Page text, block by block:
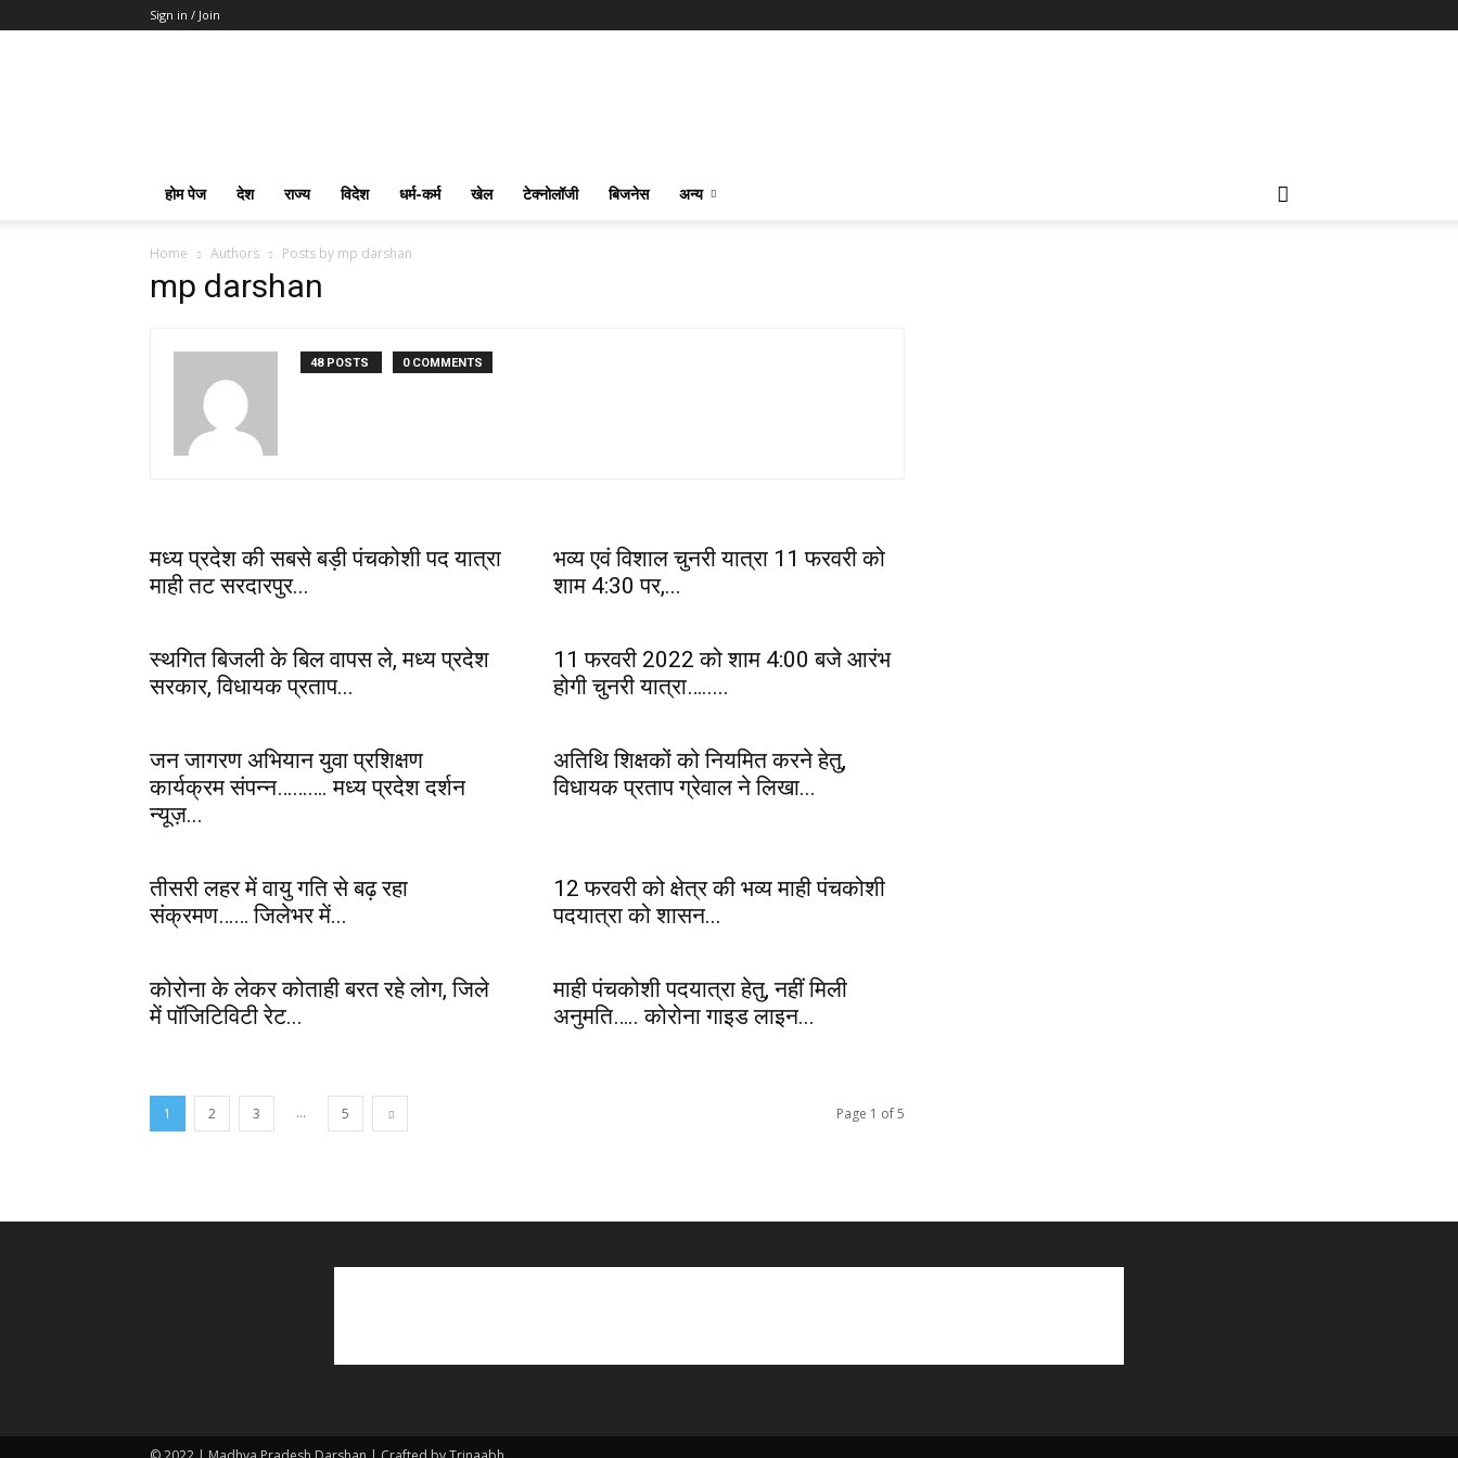
Sign in / Join
Toto
Slot
होम पेज देश राज्य विदेश धर्म-कर्म खेल टेक्नोलॉजी बिजनेस अन्य
Home Authors Posts by mp darshan
mp darshan
48 POSTS 0 COMMENTS
मध्य प्रदेश की सबसे बड़ी पंचकोशी पद यात्रा
माही तट सरदारपुर...
भव्य एवं विशाल चुनरी यात्रा 11 फरवरी को
शाम 4:30 पर,...
स्थगित बिजली के बिल वापस ले, मध्य प्रदेश
सरकार, विधायक प्रताप...
11 फरवरी 2022 को शाम 4:00 बजे आरंभ
होगी चुनरी यात्रा….....
जन जागरण अभियान युवा प्रशिक्षण
कार्यक्रम संपन्न………. मध्य प्रदेश दर्शन
न्यूज़...
अतिथि शिक्षकों को नियमित करने हेतु,
विधायक प्रताप ग्रेवाल ने लिखा...
तीसरी लहर में वायु गति से बढ़ रहा
संक्रमण…… जिलेभर में...
12 फरवरी को क्षेत्र की भव्य माही पंचकोशी
पदयात्रा को शासन...
कोरोना के लेकर कोताही बरत रहे लोग, जिले
में पॉजिटिविटी रेट...
माही पंचकोशी पदयात्रा हेतु, नहीं मिली
अनुमति….. कोरोना गाइड लाइन...
1 2 3 ... 5 Page 1 of 5